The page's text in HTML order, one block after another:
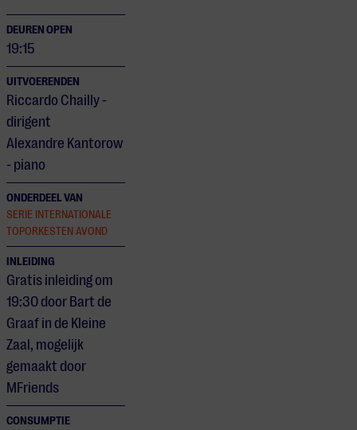
DEUREN OPEN
19:15
UITVOERENDEN
Riccardo Chailly -
dirigent
Alexandre Kantorow
- piano
ONDERDEEL VAN
SERIE INTERNATIONALE
TOPORKESTEN AVOND
INLEIDING
Gratis inleiding om
19:30 door Bart de
Graaf in de Kleine
Zaal, mogelijk
gemaakt door
MFriends
CONSUMPTIE